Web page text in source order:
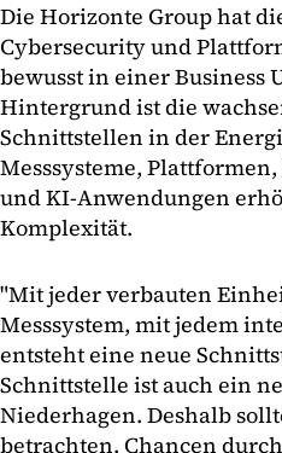
Die Horizonte Group hat
Cybersecurity und
bewusst in einer Business
Hintergrund ist die
Schnittstellen in der
Messsysteme,
und KI-Anwendungen
Komplexität.
"Mit jeder verbauten
Messsystem, mit jedem
entsteht eine neue
Schnittstelle ist auch ein
Niederhagen. Deshalb
betrachten. Chancen